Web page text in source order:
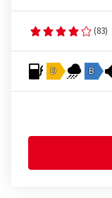
(83)
D B